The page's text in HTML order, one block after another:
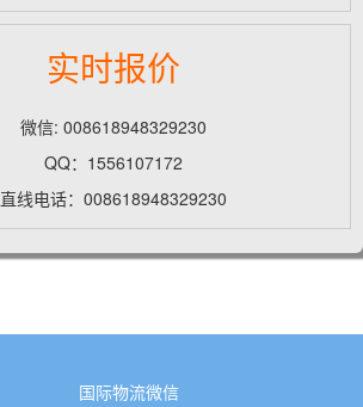
实时报价
微信: 008618948329230
QQ：1556107172
直线电话：008618948329230